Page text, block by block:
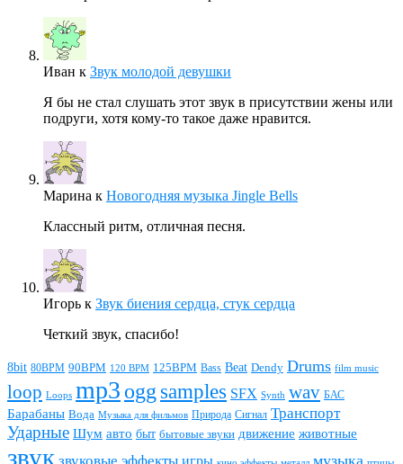
Иван к Звук молодой девушки
Я бы не стал слушать этот звук в присутствии жены или
подруги, хотя кому-то такое даже нравится.
Марина к Новогодняя музыка Jingle Bells
Классный ритм, отличная песня.
Игорь к Звук биения сердца, стук сердца
Четкий звук, спасибо!
8bit 80BPM 90BPM 120 BPM 125BPM Bass Beat Dendy Drums film music
loop Loops mp3 ogg samples SFX Synth wav БАС
Барабаны Вода Музыка для фильмов Природа Сигнал Транспорт
Ударные Шум авто быт бытовые звуки движение животные
звук звуковые эффекты игры музыка